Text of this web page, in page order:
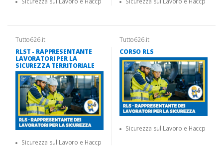
Tutto626.it
RLST - RAPPRESENTANTE
LAVORATORI PER LA
SICUREZZA TERRITORIALE
Sicurezza sul Lavoro e Haccp
Tutto626.it
CORSO RLS
Sicurezza sul Lavoro e Haccp